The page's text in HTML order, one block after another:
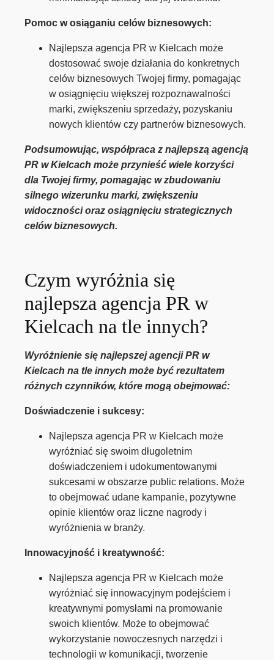
Pomoc w osiąganiu celów biznesowych:
Najlepsza agencja PR w Kielcach może
dostosować swoje działania do konkretnych
celów biznesowych Twojej firmy, pomagając
w osiągnięciu większej rozpoznawalności
marki, zwiększeniu sprzedaży, pozyskaniu
nowych klientów czy partnerów biznesowych.
Podsumowując, współpraca z najlepszą agencją
PR w Kielcach może przynieść wiele korzyści
dla Twojej firmy, pomagając w zbudowaniu
silnego wizerunku marki, zwiększeniu
widoczności oraz osiągnięciu strategicznych
celów biznesowych.
Czym wyróżnia się
najlepsza agencja PR w
Kielcach na tle innych?
Wyróżnienie się najlepszej agencji PR w
Kielcach na tle innych może być rezultatem
różnych czynników, które mogą obejmować:
Doświadczenie i sukcesy:
Najlepsza agencja PR w Kielcach może
wyróżniać się swoim długoletnim
doświadczeniem i udokumentowanymi
sukcesami w obszarze public relations. Może
to obejmować udane kampanie, pozytywne
opinie klientów oraz liczne nagrody i
wyróżnienia w branży.
Innowacyjność i kreatywność:
Najlepsza agencja PR w Kielcach może
wyróżniać się innowacyjnym podejściem i
kreatywnymi pomysłami na promowanie
swoich klientów. Może to obejmować
wykorzystanie nowoczesnych narzędzi i
technologii w komunikacji, tworzenie